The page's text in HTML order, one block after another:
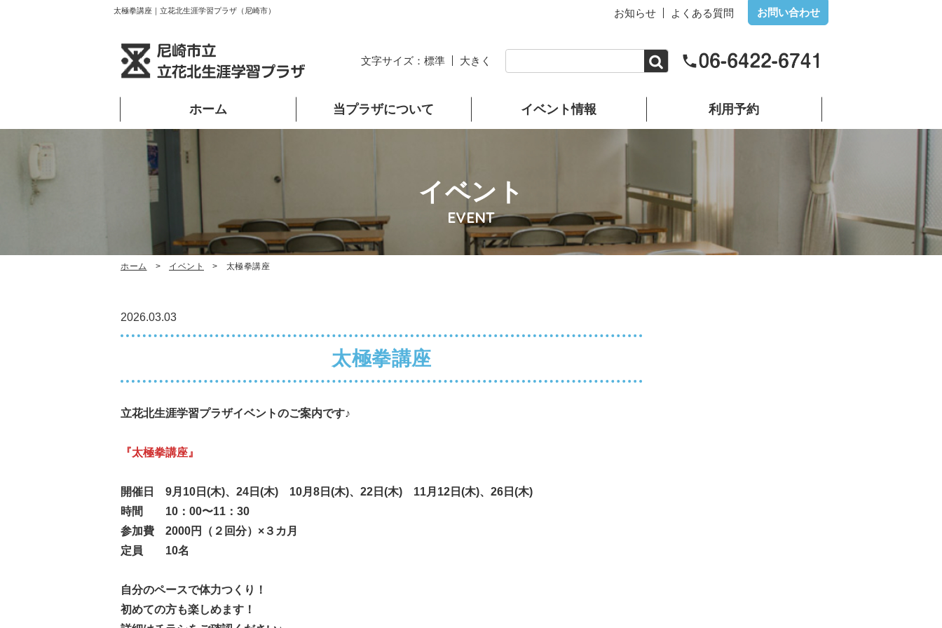
太極拳講座｜立花北生涯学習プラザ（尼崎市） お知らせ よくある質問 お問い合わせ
文字サイズ： 標準 大きく
ホーム 当プラザについて イベント情報 利用予約
イベント
EVENT
ホーム イベント 太極拳講座
2026.03.03
太極拳講座
立花北生涯学習プラザイベントのご案内です♪
『太極拳講座』
開催日 9月10日(木)、24日(木)
10月8日(木)、22日(木) 11月12日(木)、26日(木)
時間 10：00〜11：30
参加費 2000円（２回分）×３カ月
定員 10名
自分のペースで体力つくり！
初めての方も楽しめます！